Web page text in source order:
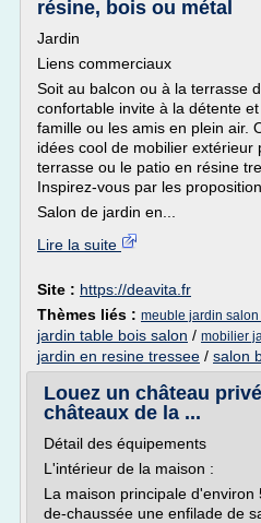
résine, bois ou métal
Jardin
Liens commerciaux
Soit au balcon ou à la terrasse
confortable invite à la détente
famille ou les amis en plein air.
idées cool de mobilier extérieur
terrasse ou le patio en résine
Inspirez-vous par les
Salon de jardin en...
Lire la suite
Site : https://deavita.fr
Thèmes liés : meuble jardin
jardin table bois salon / mobilier
jardin en resine tressee / salon
Louez un château
châteaux de la ...
Détail des équipements
L'intérieur de la maison :
La maison principale d'environ
de-chaussée une enfilade de